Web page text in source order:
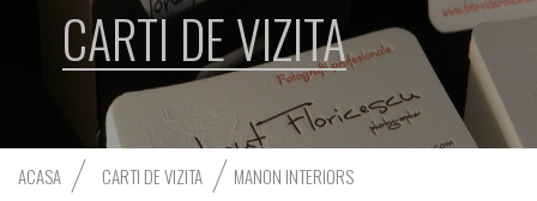
CARTI DE VIZITA
ACASA CARTI DE VIZITA MANON INTERIORS